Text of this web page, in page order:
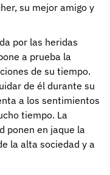
su mejor amigo y
por las heridas
a prueba la
de su tiempo.
de él durante su
a los sentimientos
tiempo. La
ponen en jaque la
la alta sociedad y a